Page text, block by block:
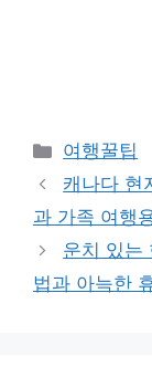
카
테
리
여행꿀팁
캐나다 현
과 가족 여행
운치 있는
법과 아늑한